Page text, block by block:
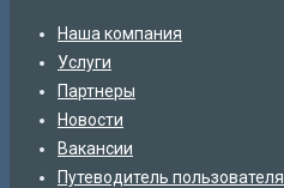
Наша компания
Услуги
Партнеры
Новости
Вакансии
Путеводитель пользователя